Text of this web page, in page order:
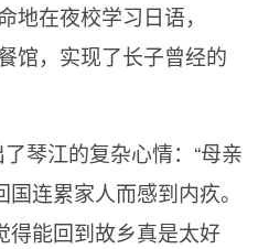
地在夜校学习日语，
馆，实现了长子曾经的
琴江的复杂心情：“母亲
连累家人而感到内疚。
得能回到故乡真是太好